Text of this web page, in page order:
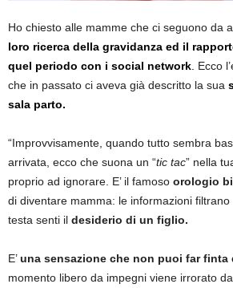
Ho chiesto alle mamme che ci seguono da
loro ricerca della gravidanza ed il
quel periodo con i social network. Ecco
che in passato ci aveva già descritto la sua
sala parto.
“Improvvisamente, quando tutto sembra
arrivata, ecco che suona un “tic tac” nella
proprio ad ignorare. E’ il famoso orologio
di diventare mamma: le informazioni
testa senti il desiderio di un figlio.
E’una sensazione che non puoi far finta
momento libero da impegni viene irrorato